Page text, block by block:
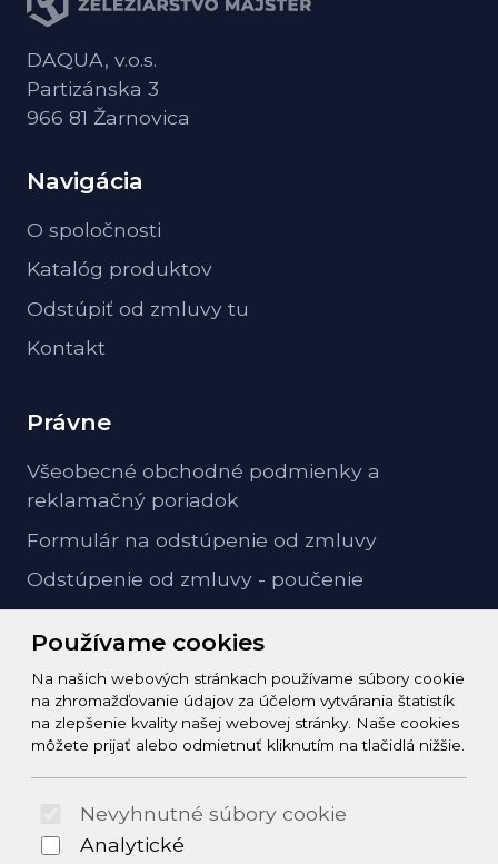
Používame cookies
Na našich webových stránkach používame súbory cookie
na zhromažďovanie údajov za účelom vytvárania štatistík
na zlepšenie kvality našej webovej stránky. Naše cookies
môžete prijať alebo odmietnuť kliknutím na tlačidlá nižšie.
Nevyhnutné súbory cookie
Analytické
DAQUA, v.o.s.
Partizánska 3
966 81 Žarnovica
Navigácia
O spoločnosti
Katalóg produktov
Odstúpiť od zmluvy tu
Kontakt
Právne
Všeobecné obchodné podmienky a
reklamačný poriadok
Formulár na odstúpenie od zmluvy
Odstúpenie od zmluvy - poučenie
Kontakt
info@zeleziarstvo-majster.sk
+421456812908
© 2026 Arrabella s.r.o., mayabella s.r.o., Všetky práva